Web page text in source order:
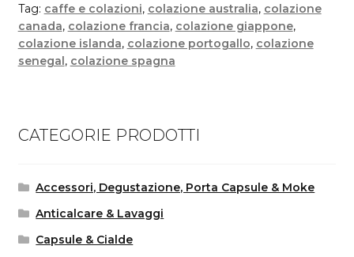
Tag: caffe e colazioni, colazione australia, colazione
canada, colazione francia, colazione giappone,
colazione islanda, colazione portogallo, colazione
senegal, colazione spagna
CATEGORIE PRODOTTI
Accessori, Degustazione, Porta Capsule & Moke
Anticalcare & Lavaggi
Capsule & Cialde